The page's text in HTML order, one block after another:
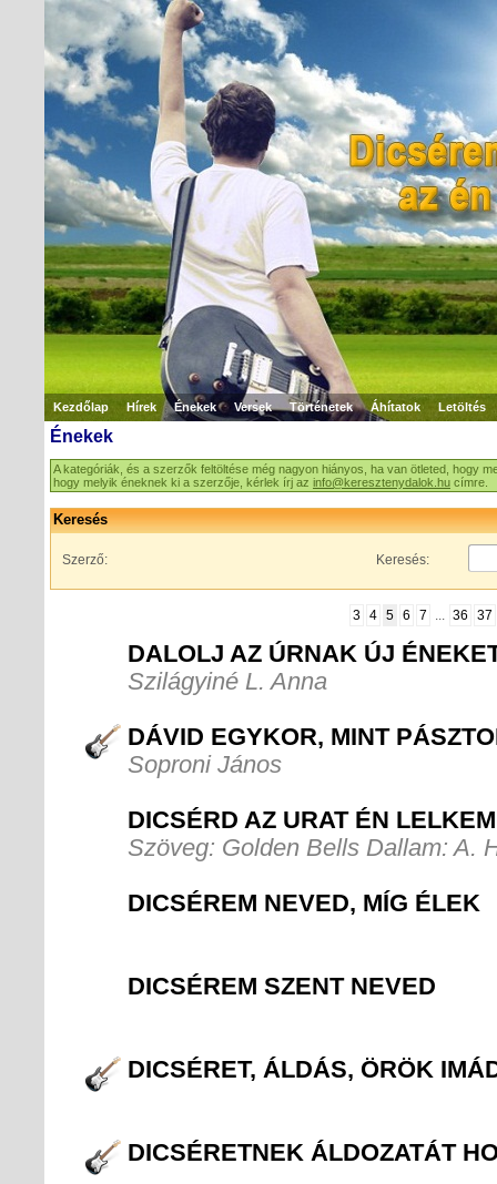
Kezdőlap Hírek Énekek Versek Történetek Áhítatok Letöltés
Énekek
A kategóriák, és a szerzők feltöltése még nagyon hiányos, ha van ötleted, hogy
hogy melyik éneknek ki a szerzője, kérlek írj az info@keresztenydalok.hu címre.
Keresés
Szerző: Keresés:
3 4 5 6 7 36 37
DALOLJ AZ ÚRNAK ÚJ
Szilágyiné L. Anna
DÁVID EGYKOR, MINT
Soproni János
DICSÉRD AZ URAT ÉN LELKEM
Szöveg: Golden Bells Dallam: A.
DICSÉREM NEVED, MÍG ÉLEK
DICSÉREM SZENT NEVED
DICSÉRET, ÁLDÁS, ÖRÖK
DICSÉRETNEK ÁLDOZATÁT